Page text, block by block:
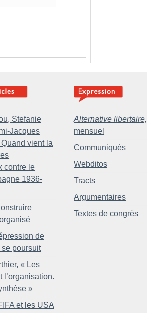
Stefanie
Jacques
Quand vient la
contre le
1936-
de
se poursuit
« Les
l’organisation.
»
et les USA
Alternative libertaire,
mensuel
Communiqués
Webditos
Tracts
Argumentaires
Textes de congrès